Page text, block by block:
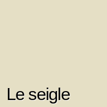
Le seigle